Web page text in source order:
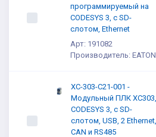
программируемый на
CODESYS 3, с SD-
слотом, Ethernet
Арт: 191082
Производитель: EATON
XC-303-C21-001 -
Модульный ПЛК XC303,
CODESYS 3, с SD-
слотом, USB, 2 Ethernet,
CAN и RS485